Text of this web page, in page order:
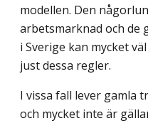
modellen. Den
arbetsmarknad och de
i Sverige kan mycket
just dessa regler.
I vissa fall lever gamla
och mycket inte är